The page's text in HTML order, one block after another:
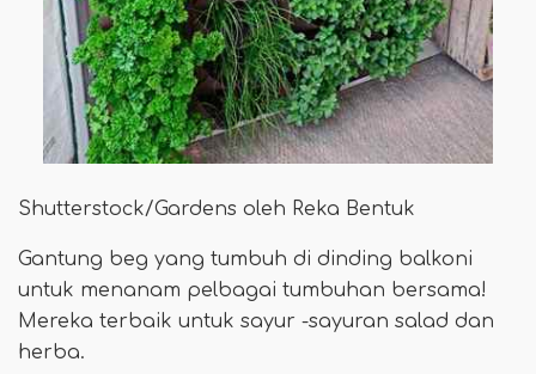
Shutterstock/Gardens oleh Reka Bentuk
Gantung beg yang tumbuh di dinding balkoni
untuk menanam pelbagai tumbuhan bersama!
Mereka terbaik untuk sayur -sayuran salad dan
herba.